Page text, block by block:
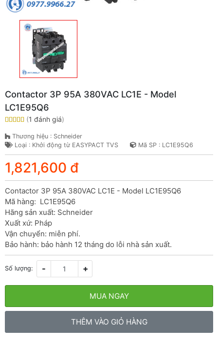
Contactor 3P 95A 380VAC LC1E - Model
LC1E95Q6
(1 đánh giá)
Thương hiệu : Schneider
Loại : Khởi động từ EASYPACT TVS
Mã SP : LC1E95Q6
1,821,600 đ
Contactor 3P 95A 380VAC LC1E - Model LC1E95Q6
Mã hàng:  LC1E95Q6
Hãng sản xuất: Schneider
Xuất xứ: Pháp
Vận chuyển: miễn phí.
Bảo hành: bảo hành 12 tháng do lỗi nhà sản xuất.
Số lượng: - +
MUA NGAY
THÊM VÀO GIỎ HÀNG